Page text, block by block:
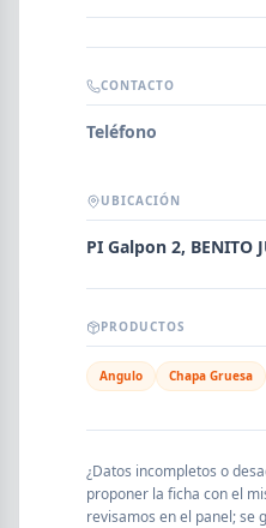
Error al
PROVINCIA
CONTACTO
Teléfono
UBICACIÓN
PI Galpon 2, BENITO
PRODUCTOS
Angulo Chapa Gruesa
¿Datos incompletos o
proponer la ficha con el
revisamos en el panel; se